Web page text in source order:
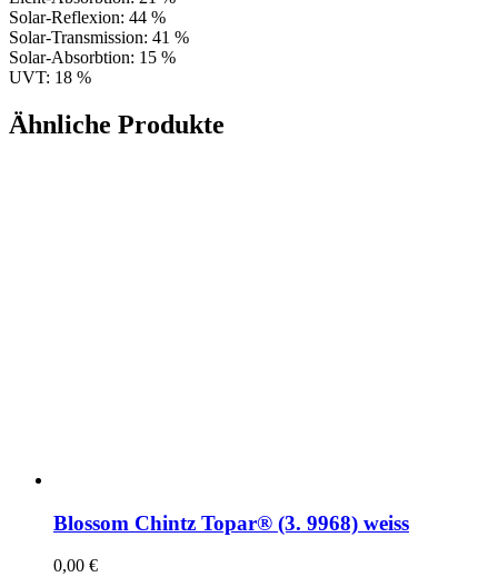
Solar-Reflexion: 44 %
Solar-Transmission: 41 %
Solar-Absorbtion: 15 %
UVT: 18 %
Ähnliche Produkte
Blossom Chintz Topar® (3. 9968) weiss
0,00 €